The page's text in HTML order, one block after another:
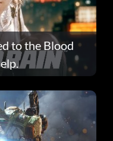
to the Blood